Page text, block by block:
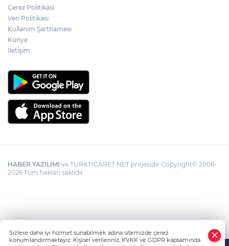
Çerez Politikası
Veri Politikası
Kullanım Şartnamesi
Künye
İletişim
HABER YAZILIMI ve TURKTICARET.NET projesidir Copyright© 2006-
2026 Tüm hakları saklıdır.
Sizlere daha iyi hizmet sunabilmek adına sitemizde çerez
konumlandırmaktayız. Kişisel verileriniz, KVKK ve GDPR kapsamında